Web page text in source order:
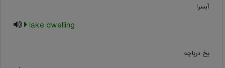
آبسرا
lake dwelling
یخ دریاچه